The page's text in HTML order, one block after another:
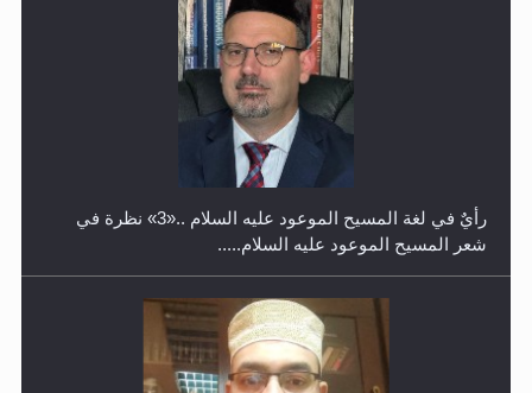
حفل توزيع الشهادات في الجامعة الأحمدية بنيجيريا لعام
رأيٌ في لغة المسيح الموعود عليه السلام ..«3» نظرة في
شعر المسيح الموعود عليه السلام.....